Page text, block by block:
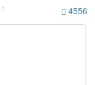
-
4556